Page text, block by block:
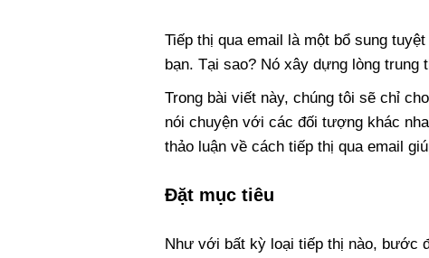
Tiếp thị qua email là một bổ sung
bạn. Tại sao? Nó xây dựng lòng trung
Trong bài viết này, chúng tôi sẽ chỉ
nói chuyện với các đối tượng khác
thảo luận về cách tiếp thị qua email
Đặt mục tiêu
Như với bất kỳ loại tiếp thị nào, bước